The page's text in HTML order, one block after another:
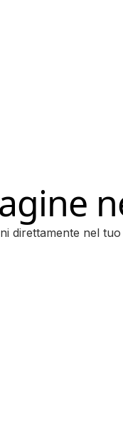
direttamente nel